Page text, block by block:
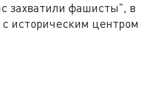
захватили фашисты", в
историческим центром